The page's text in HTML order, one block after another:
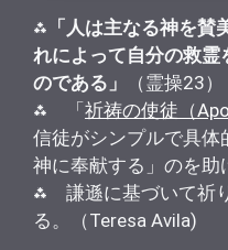
⁂ 「人は主なる神を
れによって自分の救霊
のである」
（霊操23）
⁂ 「 祈祷の使徒（
信徒がシンプルで具体
神に奉献する」のを助
⁂ 謙遜に基づいて祈
る。（Teresa Avila)